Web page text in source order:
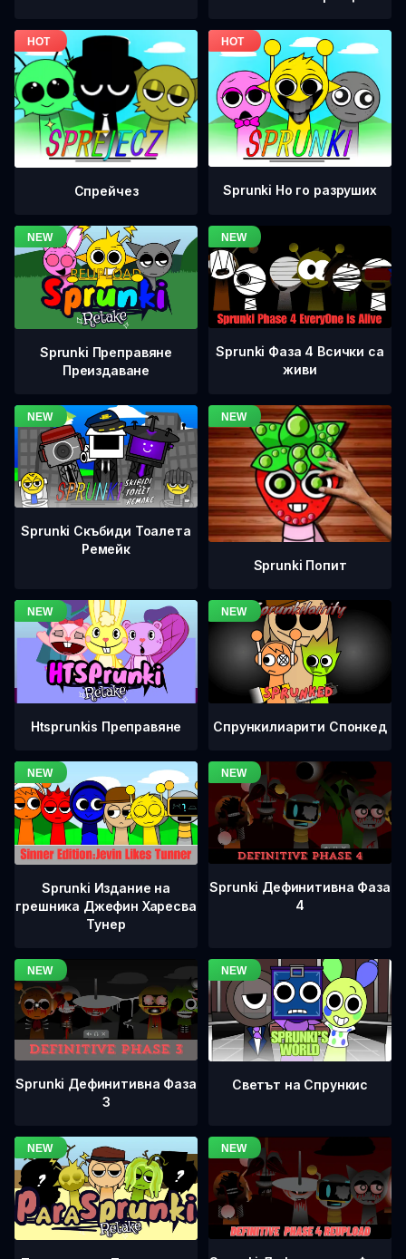
Спрейчез Sprunki Но го разруших
Sprunki Преправяне
Преиздаване
Sprunki Фаза 4 Всички са
живи
Sprunki Скъбиди Тоалета
Ремейк
Sprunki Попит
Htsprunkis Преправяне Спрункилиарити Спонкед
Sprunki Издание на
грешника Джефин Харесва
Тунер
Sprunki Дефинитивна Фаза
4
Sprunki Дефинитивна Фаза
3
Светът на Спрункис